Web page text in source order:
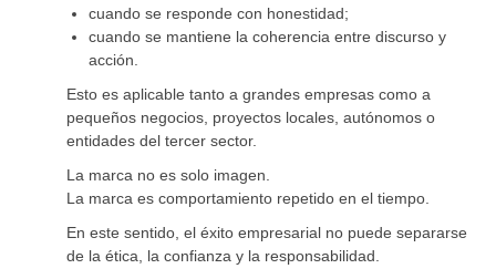
cuando se responde con honestidad;
cuando se mantiene la coherencia entre discurso y
acción.
Esto es aplicable tanto a grandes empresas como a
pequeños negocios, proyectos locales, autónomos o
entidades del tercer sector.
La marca no es solo imagen.
La marca es comportamiento repetido en el tiempo.
En este sentido, el éxito empresarial no puede separarse
de la ética, la confianza y la responsabilidad.